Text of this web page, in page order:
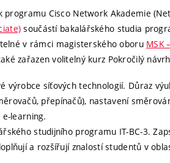
Cisco Network Akademie
součástí bakalářského studia
v rámci magisterského oboru MSK
zařazen volitelný kurz Pokročilý
síťových technologií. Důraz
přepínačů), nastavení
learning.
studijního programu IT-BC-3.
a rozšířují znalostí studentů v